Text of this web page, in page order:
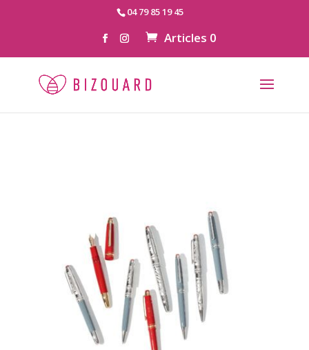
04 79 85 19 45
Articles 0